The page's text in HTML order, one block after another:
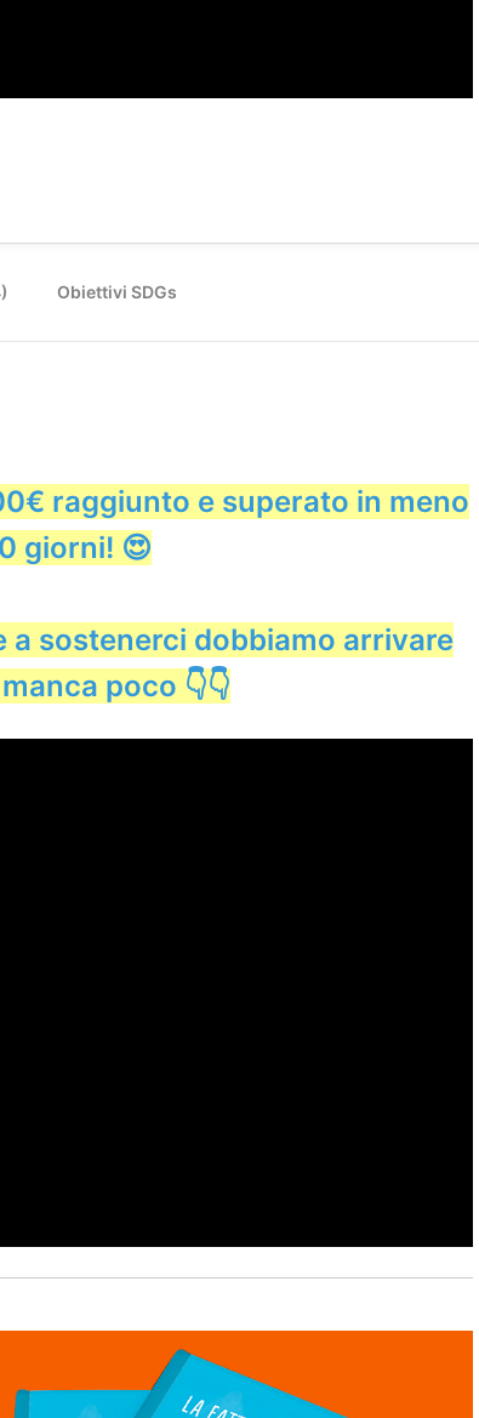
Obiettivi SDGs
raggiunto e superato in meno
giorni! 😍
a sostenerci dobbiamo arrivare
poco 👇👇